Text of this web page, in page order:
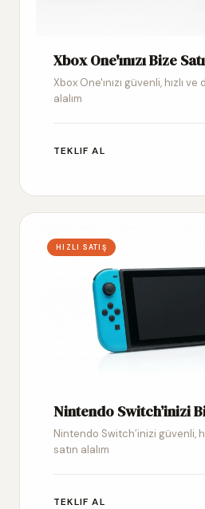
Xbox One'ınızı Bize
Xbox One'ınızı güvenli, hızlı
alalım
TEKLIF AL
HIZLI SATIŞ
Nintendo Switch’inizi
Nintendo Switch’inizi güvenli,
satın alalım
TEKLIF AL